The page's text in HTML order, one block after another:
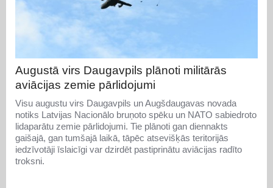
Augustā virs Daugavpils plānoti militārās
aviācijas zemie pārlidojumi
Visu augustu virs Daugavpils un Augšdaugavas novada
notiks Latvijas Nacionālo bruņoto spēku un NATO sabiedroto
lidaparātu zemie pārlidojumi. Tie plānoti gan diennakts
gaišajā, gan tumšajā laikā, tāpēc atsevišķās teritorijās
iedzīvotāji īslaicīgi var dzirdēt pastiprinātu aviācijas radīto
troksni.